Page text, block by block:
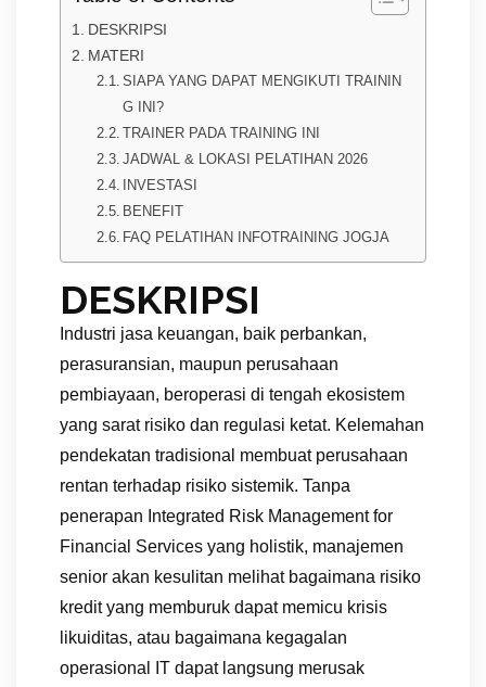
DESKRIPSI
MATERI
SIAPA YANG DAPAT MENGIKUTI TRAININ
G INI?
TRAINER PADA TRAINING INI
JADWAL & LOKASI PELATIHAN 2026
INVESTASI
BENEFIT
FAQ PELATIHAN INFOTRAINING JOGJA
DESKRIPSI
Industri jasa keuangan, baik perbankan,
perasuransian, maupun perusahaan
pembiayaan, beroperasi di tengah ekosistem
yang sarat risiko dan regulasi ketat. Kelemahan
pendekatan tradisional membuat perusahaan
rentan terhadap risiko sistemik. Tanpa
penerapan Integrated Risk Management for
Financial Services yang holistik, manajemen
senior akan kesulitan melihat bagaimana risiko
kredit yang memburuk dapat memicu krisis
likuiditas, atau bagaimana kegagalan
operasional IT dapat langsung merusak